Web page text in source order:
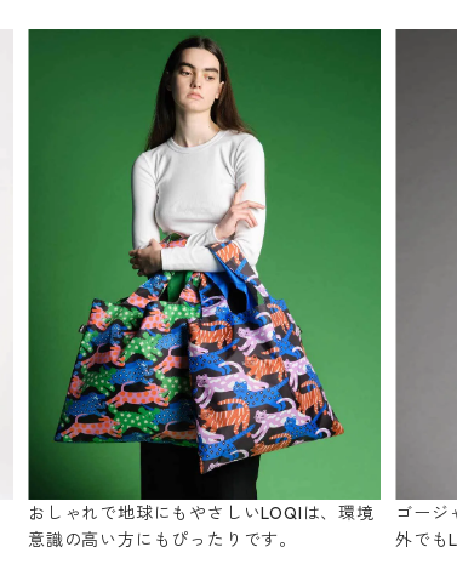
おしゃれで地球にもやさしいLOQIは、環境
意識の高い方にもぴったりです。
ゴージ
外でも